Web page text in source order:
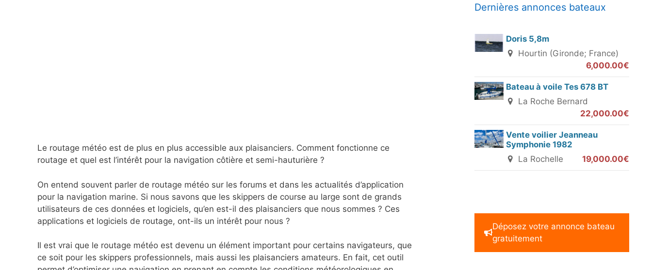
Le routage météo est de plus en plus accessible aux plaisanciers. Comment fonctionne ce
routage et quel est l’intérêt pour la navigation côtière et semi-hauturière ?
On entend souvent parler de routage météo sur les forums et dans les actualités d’application
pour la navigation marine. Si nous savons que les skippers de course au large sont de grands
utilisateurs de ces données et logiciels, qu’en est-il des plaisanciers que nous sommes ? Ces
applications et logiciels de routage, ont-ils un intérêt pour nous ?
Il est vrai que le routage météo est devenu un élément important pour certains navigateurs, que
ce soit pour les skippers professionnels, mais aussi les plaisanciers amateurs. En fait, cet outil
Dernières annonces bateaux
Doris 5,8m
Hourtin (Gironde; France)
6,000.00€
Bateau à voile Tes 678 BT
La Roche Bernard
22,000.00€
Vente voilier Jeanneau
Symphonie 1982
La Rochelle
19,000.00€
Déposez votre annonce bateau
gratuitement